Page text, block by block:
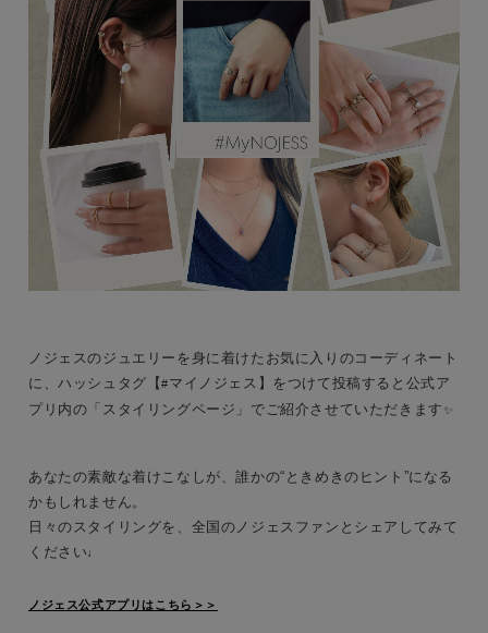
ノジェスのジュエリーを身に着けた お気に入りのコーディネート
に、ハッシュタグ【#マイノジェス】をつけて投稿すると公式ア
プリ内の「スタイリングページ」でご紹介させていただきます ✨
あなたの素敵な着けこなしが、誰かの“ときめきのヒント”になる
かもしれません。
日々のスタイリングを、全国のノジェスファンとシェアしてみて
ください♩
ノジェス公式アプリはこちら＞＞